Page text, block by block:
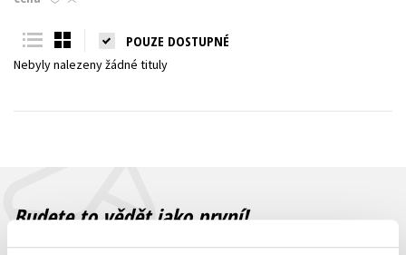
Young adult (SK)
Všechny tituly
POUZE DOSTUPNÉ
Nebyly nalezeny žádné tituly
Budete to vědět jako první!
Zajímá Vás, jaký knižní hit právě vychází, na jaké zboží je výhodná